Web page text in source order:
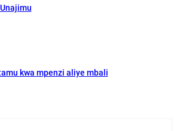
kwa mpenzi aliye mbali